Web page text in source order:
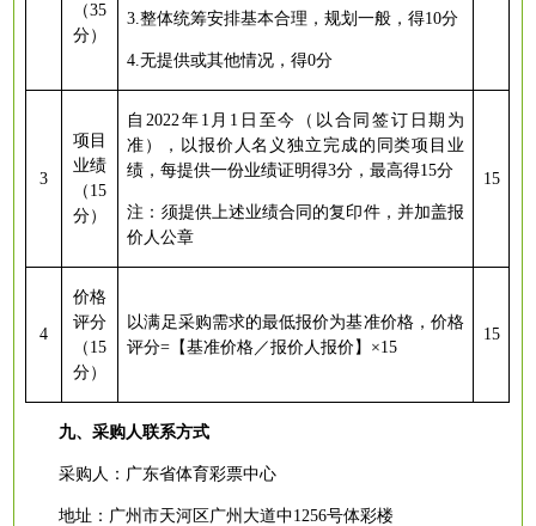
（35
分）
3.整体统筹安排基本合理，规划一般，得10分
4.无提供或其他情况，得0分
3
项目
业绩
（ 15
分）
自2022年1月1日至今（以合同签订日期为
准），以报价人名义独立完成的同类项目业
绩，每提供一份业绩证明得3分，最高得15分
注：须提供上述业绩合同的复印件，并加盖报
价人公章
15
4
价格
评分
（ 15
分）
以满足采购需求的最低报价为基准价格，价格
评分=【基准价格／报价人报价】×15
15
九、采购人联系方式
采购人：广东省体育彩票中心
地址：广州市天河区广州大道中1256号体彩楼